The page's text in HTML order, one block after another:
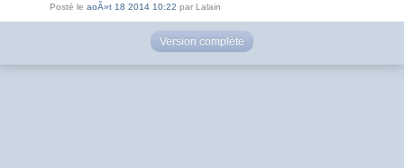
Posté le aoÃ»t 18 2014 10:22 par Lalain
Version complète